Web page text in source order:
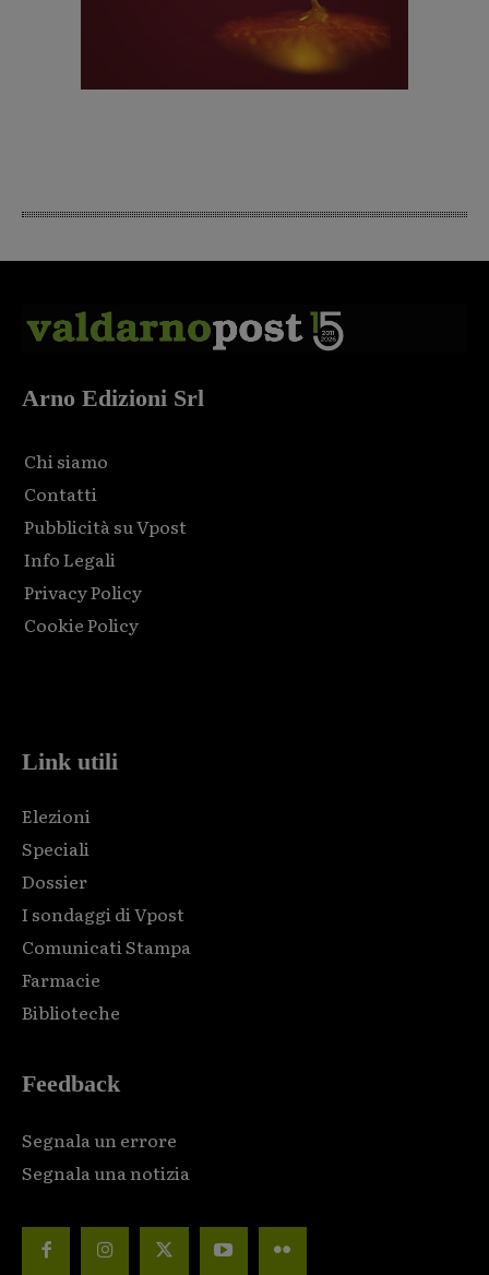
Arno Edizioni Srl
Chi siamo
Contatti
Pubblicità su Vpost
Info Legali
Privacy Policy
Cookie Policy
Link utili
Elezioni
Speciali
Dossier
I sondaggi di Vpost
Comunicati Stampa
Farmacie
Biblioteche
Feedback
Segnala un errore
Segnala una notizia